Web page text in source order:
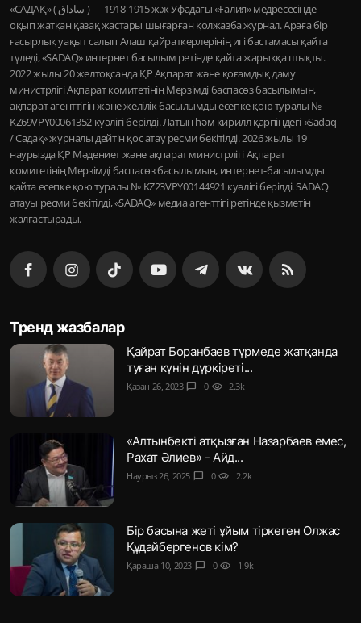
«САДАҚ» ( ساداق ) — 1915-1918 ж.ж Уфадағы «Ғалия» медресесінде
оқып жатқан қазақ жастары шығарған қолжазба журнал. Араға бір
ғасырлық уақыт салып Алаш қайраткерлерінің игі бастамасы қайта
түледі, «SADAQ» интернет басылым ретінде қайта жарыққа шықты.
2022 жылы 20 желтоқсанда ҚР Ақпарат және қоғамдық даму
министрлігі Ақпарат комитетінің Мерзімді баспасөз басылымын,
ақпарат агенттігін және желілік басылымды есепке қою туралы №
KZ69VPY00061352 куәлігі берілді. Латын һәм кирилл қарпіндегі «Sadaq
/ Садақ» журналы дейтін қос атау ресми бекітілді. 2026 жылы 19
наурызда ҚР Мәдениет және ақпарат министрлігі Ақпарат
комитетінің Мерзімді баспасөз басылымын, интернет-басылымды
қайта есепке қою туралы № KZ23VPY00144921 куәлігі берілді. SADAQ
атауы ресми бекітілді, «SADAQ» медиа агенттігі ретінде қызметін
жалғастырады.
Тренд жазбалар
Қайрат Боранбаев түрмеде жатқанда
туған күнін дүркіреті...
Қазан 26, 2023 chat_bubble 0 visibility 2.3k
«Алтынбекті атқызған Назарбаев емес,
Рахат Әлиев» - Айд...
Наурыз 26, 2025 chat_bubble 0 visibility 2.2k
Бір басына жеті ұйым тіркеген Олжас
Құдайбергенов кім?
Қараша 10, 2023 chat_bubble 0 visibility 1.9k